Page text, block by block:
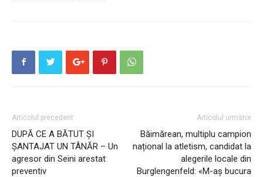
Articolul precedent
DUPĂ CE A BĂTUT ȘI
ȘANTAJAT UN TÂNĂR – Un
agresor din Seini arestat
preventiv
Articolul următor
Băimărean, multiplu campion
național la atletism, candidat la
alegerile locale din
Burglengenfeld: «M-aș bucura